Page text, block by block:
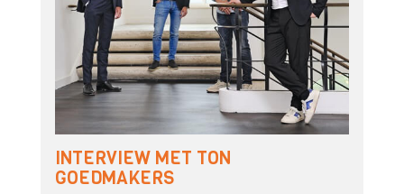
INTERVIEW MET TON
GOEDMAKERS